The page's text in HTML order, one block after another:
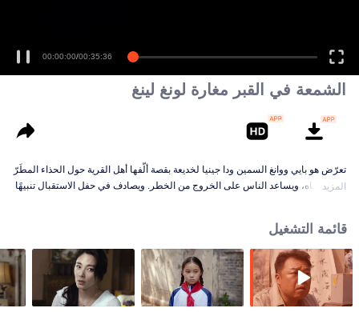
الشمعة في القبر مغارة لونغ لينغ
تعرّض هو بايي ووانغ السمين ودا جينيا لخديعة بقصة ألّفها أهل القرية حول الحذاء
على المياه، ويساعد الناس على الخروج من الخطر. ويصادف في حفل الاستقبال تنبيهًا
المزيد
قائمة التشغيل